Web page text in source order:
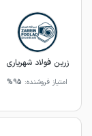
زرین فولاد شهریاری
امتیاز فروشنده: 95%